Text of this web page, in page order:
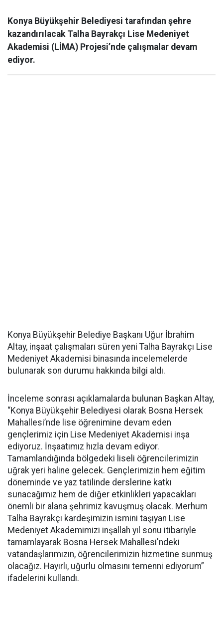
Konya Büyükşehir Belediyesi tarafından şehre
kazandırılacak Talha Bayrakçı Lise Medeniyet
Akademisi (LİMA) Projesi’nde çalışmalar devam
ediyor.
Konya Büyükşehir Belediye Başkanı Uğur İbrahim
Altay, inşaat çalışmaları süren yeni Talha Bayrakçı Lise
Medeniyet Akademisi binasında incelemelerde
bulunarak son durumu hakkında bilgi aldı.
İnceleme sonrası açıklamalarda bulunan Başkan Altay,
“Konya Büyükşehir Belediyesi olarak Bosna Hersek
Mahallesi’nde lise öğrenimine devam eden
gençlerimiz için Lise Medeniyet Akademisi inşa
ediyoruz. İnşaatımız hızla devam ediyor.
Tamamlandığında bölgedeki liseli öğrencilerimizin
uğrak yeri haline gelecek. Gençlerimizin hem eğitim
döneminde ve yaz tatilinde derslerine katkı
sunacağımız hem de diğer etkinlikleri yapacakları
önemli bir alana şehrimiz kavuşmuş olacak. Merhum
Talha Bayrakçı kardeşimizin ismini taşıyan Lise
Medeniyet Akademimizi inşallah yıl sonu itibariyle
tamamlayarak Bosna Hersek Mahallesi'ndeki
vatandaşlarımızın, öğrencilerimizin hizmetine sunmuş
olacağız. Hayırlı, uğurlu olmasını temenni ediyorum”
ifadelerini kullandı.